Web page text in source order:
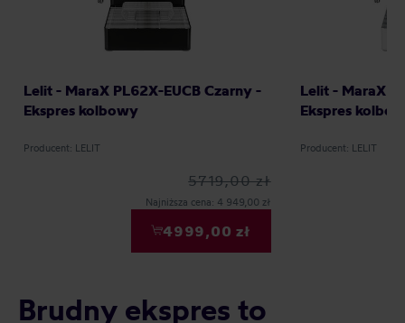
Lelit - MaraX PL62X-EUCB Czarny -
Ekspres kolbowy
Producent: LELIT
5719,00 zł
Najniższa cena: 4 949,00 zł
4999,00 zł
Lelit - MaraX
Ekspres
Producent: LELIT
Brudny ekspres to